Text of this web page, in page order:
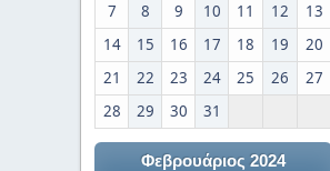
7
8 9 10 11 12
13
14
15 16 17 18 19
20
21
22 23 24 25 26
27
28
29 30 31
Φεβρουάριος 2024